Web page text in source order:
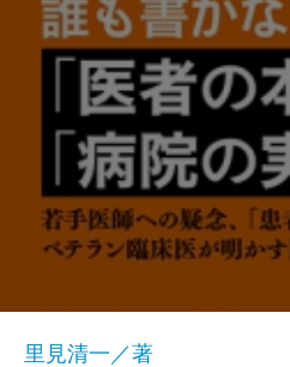
里見清一／著